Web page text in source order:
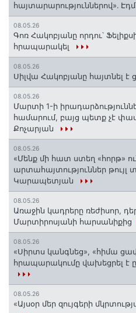
հայտարարություններով»․
08.05.26
Գոռ Հակոբյանը որդու՝
հրապարակել
08.05.26
Սիլվա Հակոբյանը հայտնել է
08.05.26
Մարտի 1-ի
համարում, բայց պետք չէ
Քոչարյան
08.05.26
«Մենք մի հատ ստեղ «հորթ»
արտահայտություններ թույլ
Կարապետյան
08.05.26
Առաջին կադրերը ռեժիսոր,
Մարտիրոսյանի հարսանիքից
08.05.26
«Սիրտս կանգնեց», «հիմա
հրապարակումը վախեցրել է
08.05.26
«Այսօր մեր զույգերի